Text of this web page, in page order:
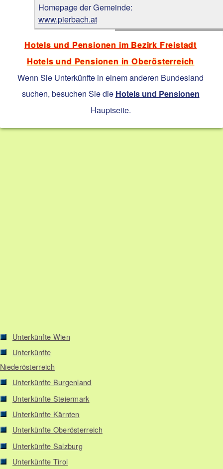
Homepage der Gemeinde:
www.pierbach.at
Hotels und Pensionen im Bezirk Freistadt
Hotels und Pensionen in Oberösterreich
Wenn Sie Unterkünfte in einem anderen Bundesland
suchen, besuchen Sie die Hotels und Pensionen
Hauptseite.
Unterkünfte Wien
Unterkünfte
Niederösterreich
Unterkünfte Burgenland
Unterkünfte Steiermark
Unterkünfte Kärnten
Unterkünfte Oberösterreich
Unterkünfte Salzburg
Unterkünfte Tirol